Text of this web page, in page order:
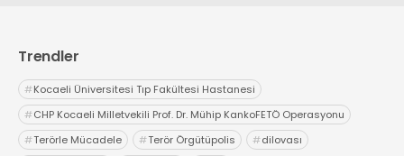
Trendler
#Kocaeli Üniversitesi Tıp Fakültesi Hastanesi
#CHP Kocaeli Milletvekili Prof. Dr. Mühip KankoFETÖ Operasyonu
#Terörle Mücadele #Terör Örgütüpolis #dilovası